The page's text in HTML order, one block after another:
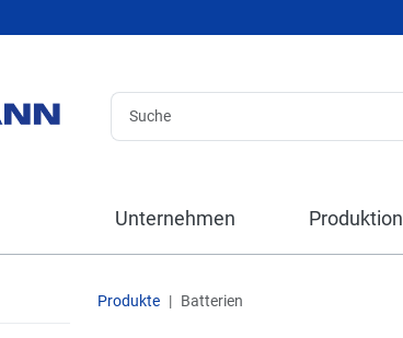
Unternehmen Produktion
Produkte Batterien